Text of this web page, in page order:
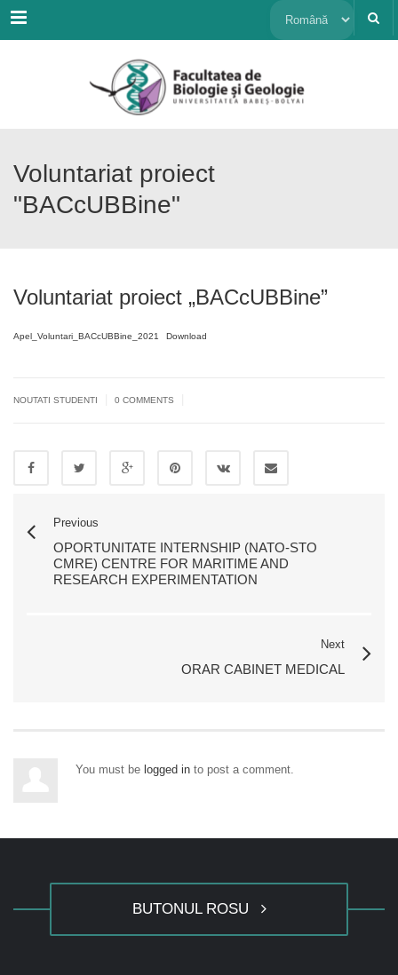
Menu Alege
limbă
Voluntariat proiect
"BACcUBBine"
Voluntariat proiect „BACcUBBine”
Apel_Voluntari_BACcUBBine_2021 Download
NOUTATI STUDENTI 0 COMMENTS
Previous
OPORTUNITATE INTERNSHIP (NATO-STO
CMRE) CENTRE FOR MARITIME AND
RESEARCH EXPERIMENTATION
Next
ORAR CABINET MEDICAL
You must be logged in to post a comment.
BUTONUL ROSU